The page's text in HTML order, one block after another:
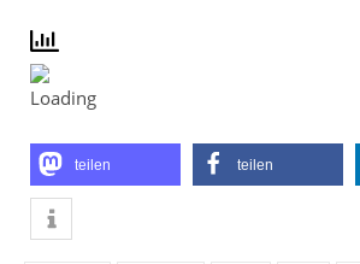
teilen teilen